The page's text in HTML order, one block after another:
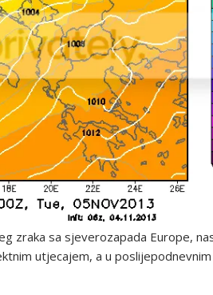
zraka sa sjeverozapada Europe,
utjecajem, a u poslijepodnevnim